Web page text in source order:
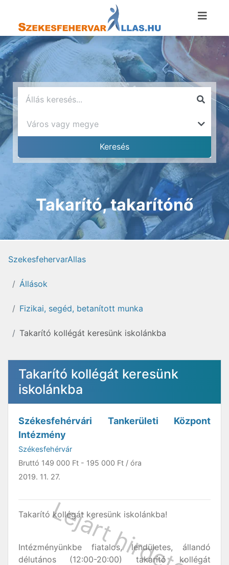
Takarító, takarítónő
SzekesfehervarAllas
Állások
Fizikai, segéd, betanított munka
Takarító kollégát keresünk iskolánkba
Takarító kollégát keresünk
iskolánkba
Székesfehérvári Tankerületi Központ
Intézmény
Székesfehérvár
Bruttó 149 000 Ft - 195 000 Ft / óra
2019. 11. 27.
Takarító kollégát keresünk iskolánkba!
Intézményünkbe fiatalos, lendületes, állandó
délutános (12:00-20:00) takarító kollégát